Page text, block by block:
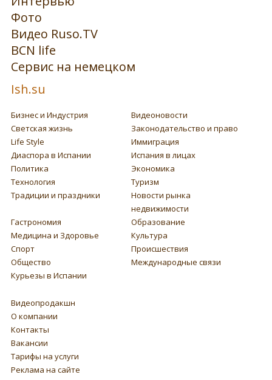
Фото
Видео Ruso.TV
BCN life
Сервис на немецком
Ish.su
Бизнес и Индустрия
Видеоновости
Светская жизнь
Законодательство и право
Life Style
Иммиграция
Диаспора в Испании
Испания в лицах
Политика
Экономика
Технология
Туризм
Традиции и праздники
Новости рынка
недвижимости
Гастрономия
Образование
Медицина и Здоровье
Культура
Спорт
Происшествия
Общество
Международные связи
Курьезы в Испании
Видеопродакшн
О компании
Контакты
Вакансии
Тарифы на услуги
Реклама на сайте